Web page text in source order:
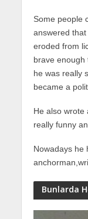
Some people
answered that
eroded from
brave enough
he was really
became a
He also wrote
really funny
Nowadays he
Bunlarda